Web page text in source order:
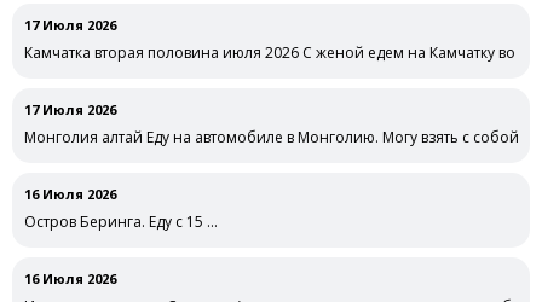
17 Июля 2026
Камчатка вторая половина июля 2026 С женой едем на Камчатку во
17 Июля 2026
Монголия алтай Еду на автомобиле в Монголию. Могу взять с собой
16 Июля 2026
Остров Беринга. Еду с 15 …
16 Июля 2026